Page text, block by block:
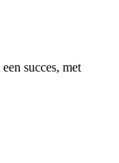
succes, met